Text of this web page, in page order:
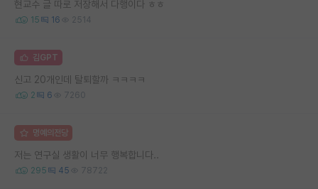
현교수 글 따로 저장해서 다행이다 ㅎㅎ
15 16 2514
김GPT
신고 20개인데 탈퇴할까 ㅋㅋㅋㅋ
2 6 7260
명예의전당
저는 연구실 생활이 너무 행복합니다..
295 45 78722